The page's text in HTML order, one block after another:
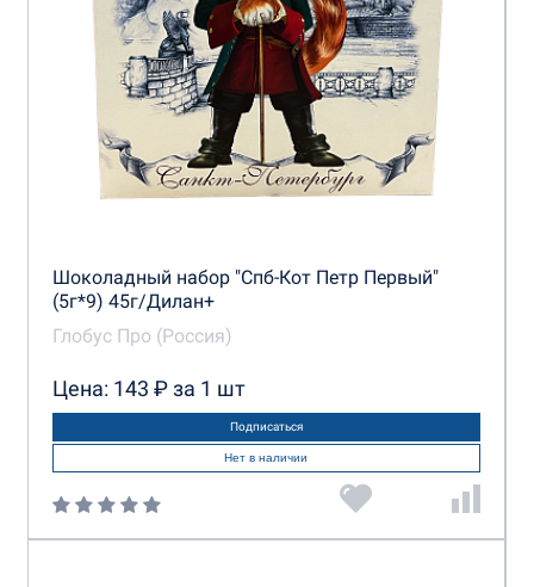
Шоколадный набор "Спб-Кот Петр Первый"
(5г*9) 45г/Дилан+
Глобус Про (Россия)
Цена: 143 ₽ за 1 шт
Подписаться
Нет в наличии